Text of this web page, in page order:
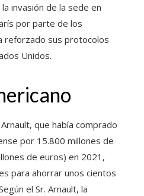
invasión de la sede en
por parte de los
reforzado sus protocolos
Unidos.
que había comprado
por 15.800 millones de
de euros) en 2021,
para ahorrar unos cientos
el Sr. Arnault, la